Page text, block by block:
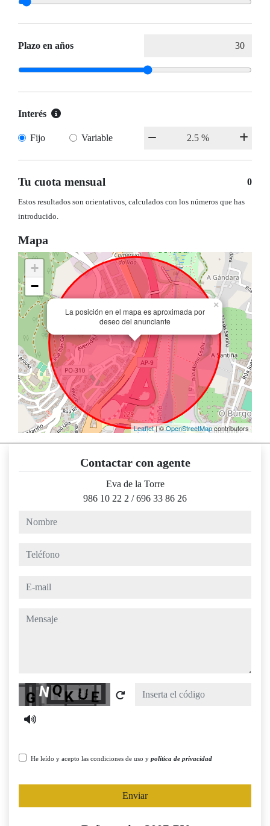
Plazo en años
Interés
Fijo Variable
Tu cuota mensual 0
Estos resultados son orientativos, calculados con los números que has
introducido.
Mapa
La posición en el mapa es aproximada por
deseo del anunciante
×
+
−
Leaflet| ©OpenStreetMapcontributors
Contactar con agente
Eva de la Torre
986 10 22 2 /696 33 86 26
nombre
teléfono
e-mail
mensaje
Captcha
He leído y acepto las condiciones de uso y política de privacidad
Enviar